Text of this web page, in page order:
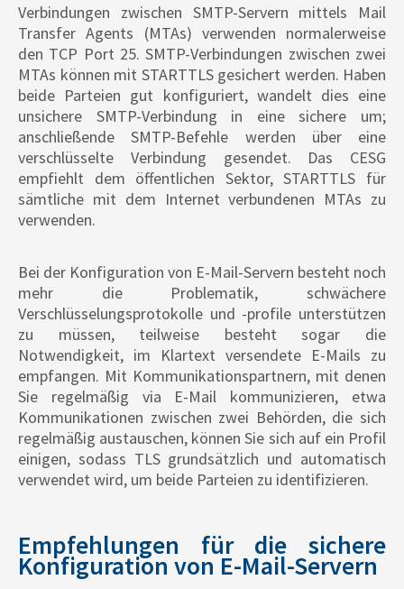
Verbindungen zwischen SMTP-Servern mittels Mail
Transfer Agents (MTAs) verwenden normalerweise
den TCP Port 25. SMTP-Verbindungen zwischen zwei
MTAs können mit STARTTLS gesichert werden. Haben
beide Parteien gut konfiguriert, wandelt dies eine
unsichere SMTP-Verbindung in eine sichere um;
anschließende SMTP-Befehle werden über eine
verschlüsselte Verbindung gesendet. Das CESG
empfiehlt dem öffentlichen Sektor, STARTTLS für
sämtliche mit dem Internet verbundenen MTAs zu
verwenden.
Bei der Konfiguration von E-Mail-Servern besteht noch
mehr die Problematik, schwächere
Verschlüsselungsprotokolle und -profile unterstützen
zu müssen, teilweise besteht sogar die
Notwendigkeit, im Klartext versendete E-Mails zu
empfangen. Mit Kommunikationspartnern, mit denen
Sie regelmäßig via E-Mail kommunizieren, etwa
Kommunikationen zwischen zwei Behörden, die sich
regelmäßig austauschen, können Sie sich auf ein Profil
einigen, sodass TLS grundsätzlich und automatisch
verwendet wird, um beide Parteien zu identifizieren.
Empfehlungen für die sichere
Konfiguration von E-Mail-Servern